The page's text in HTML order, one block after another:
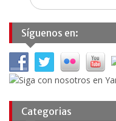
entradas
for:
Síguenos en:
Categorias